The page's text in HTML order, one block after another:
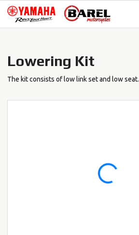
Skip
navigation
Skip
content
Lowering Kit
The kit consists of low link set and low seat.